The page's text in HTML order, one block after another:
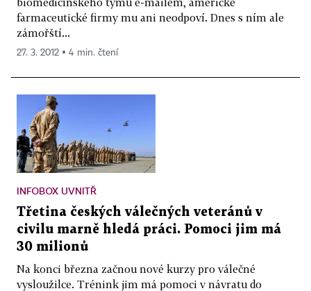
farmaceutické firmy mu ani neodpoví. Dnes s ním ale
zámořští...
27. 3. 2012 ▪ 4 min. čtení
INFOBOX UVNITŘ
Třetina českých válečných veteránů v
civilu marně hledá práci. Pomoci jim má
30 milionů
Na konci března začnou nové kurzy pro válečné
vysloužilce. Trénink jim má pomoci v návratu do